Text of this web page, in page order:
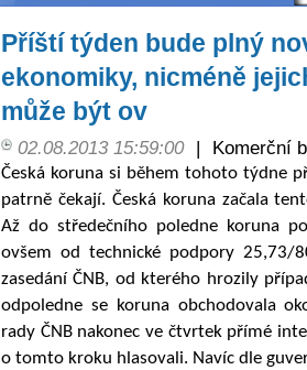
Příští týden bude plný
ekonomiky, nicméně
může být ov
02.08.2013 15:59:00 | Komerční
Česká koruna si během tohoto týdne
patrně čekají. Česká koruna začala
Až do středečního poledne koruna
ovšem od technické podpory 25,73/
zasedání ČNB, od kterého hrozily
odpoledne se koruna obchodovala
rady ČNB nakonec ve čtvrtek přímé
o tomto kroku hlasovali. Navíc dle